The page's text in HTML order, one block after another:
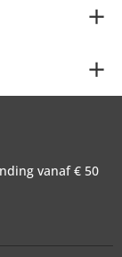
vanaf € 50